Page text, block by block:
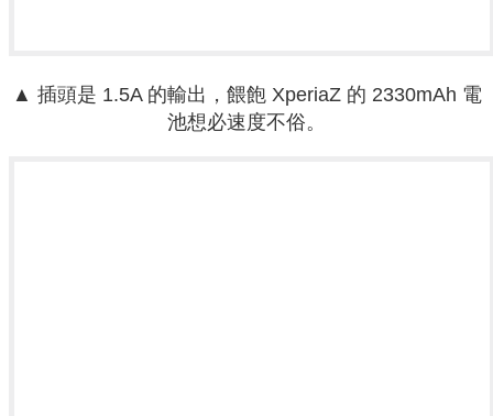
▲ 插頭是 1.5A 的輸出，餵飽 XperiaZ 的 2330mAh 電
池想必速度不俗。